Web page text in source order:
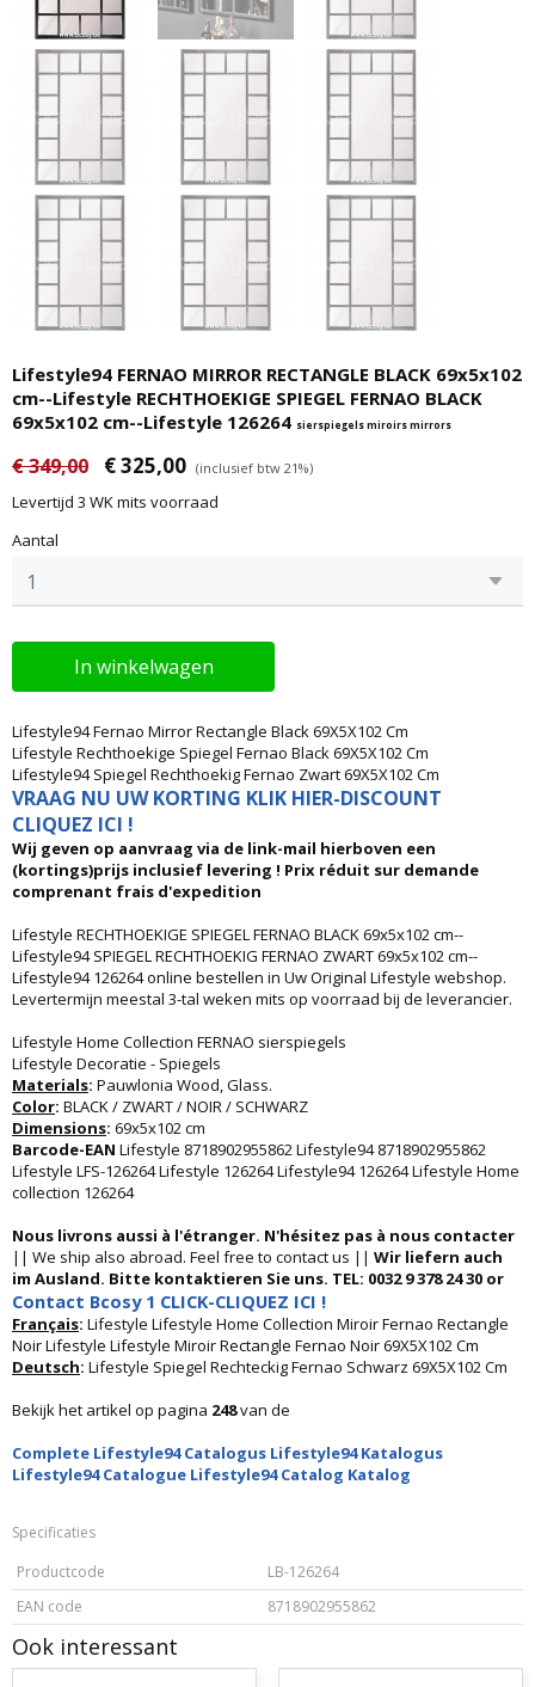
Lifestyle94 FERNAO MIRROR RECTANGLE BLACK 69x5x102
cm--Lifestyle RECHTHOEKIGE SPIEGEL FERNAO BLACK
69x5x102 cm--Lifestyle 126264 sierspiegels miroirs mirrors
€ 349,00 € 325,00 (inclusief btw 21%)
Levertijd 3 WK mits voorraad
Aantal
In winkelwagen
Lifestyle94 Fernao Mirror Rectangle Black 69X5X102 Cm
Lifestyle Rechthoekige Spiegel Fernao Black 69X5X102 Cm
Lifestyle94 Spiegel Rechthoekig Fernao Zwart 69X5X102 Cm
VRAAG NU UW KORTING KLIK HIER-DISCOUNT
CLIQUEZ ICI !
Wij geven op aanvraag via de link-mail hierboven een
(kortings)prijs inclusief levering ! Prix réduit sur demande
comprenant frais d'expedition
Lifestyle RECHTHOEKIGE SPIEGEL FERNAO BLACK 69x5x102 cm--
Lifestyle94 SPIEGEL RECHTHOEKIG FERNAO ZWART 69x5x102 cm--
Lifestyle94 126264 online bestellen in Uw Original Lifestyle webshop.
Levertermijn meestal 3-tal weken mits op voorraad bij de leverancier.
Lifestyle Home Collection FERNAO sierspiegels
Lifestyle Decoratie - Spiegels
Materials: Pauwlonia Wood, Glass.
Color: BLACK / ZWART / NOIR / SCHWARZ
Dimensions: 69x5x102 cm
Barcode-EAN Lifestyle 8718902955862 Lifestyle94 8718902955862
Lifestyle LFS-126264 Lifestyle 126264 Lifestyle94 126264 Lifestyle Home
collection 126264
Nous livrons aussi à l'étranger. N'hésitez pas à nous contacter
|| We ship also abroad. Feel free to contact us || Wir liefern auch
im Ausland. Bitte kontaktieren Sie uns. TEL: 0032 9 378 24 30 or
Contact Bcosy 1 CLICK-CLIQUEZ ICI !
Français: Lifestyle Lifestyle Home Collection Miroir Fernao Rectangle
Noir Lifestyle Lifestyle Miroir Rectangle Fernao Noir 69X5X102 Cm
Deutsch: Lifestyle Spiegel Rechteckig Fernao Schwarz 69X5X102 Cm
Bekijk het artikel op pagina 248van de
Complete Lifestyle94 Catalogus Lifestyle94 Katalogus
Lifestyle94 Catalogue Lifestyle94 Catalog Katalog
Specificaties
Productcode
LB-126264
EAN code
8718902955862
Ook interessant